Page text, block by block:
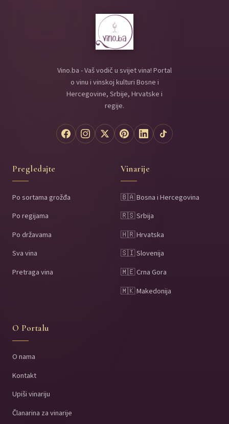
Vino.ba - Vaš vodič u svijet vina! Portal
o vinu i vinskoj kulturi Bosne i
Hercegovine, Srbije, Hrvatske i
regije.
Pregledajte
Po sortama grožđa
Po regijama
Po državama
Sva vina
Pretraga vina
Vinarije
🇧🇦 Bosna i Hercegovina
🇷🇸 Srbija
🇭🇷 Hrvatska
🇸🇮 Slovenija
🇲🇪 Crna Gora
🇲🇰 Makedonija
O Portalu
O nama
Kontakt
Upiši vinariju
Članarina za vinarije